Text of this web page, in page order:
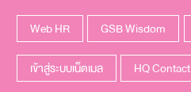
Web HR GSB Wisdom
เข้าสู่ระบบเน็ตเมล HQ Contact